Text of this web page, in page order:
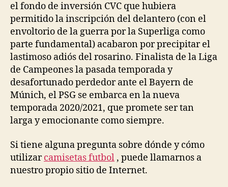
el fondo de inversión CVC que hubiera
permitido la inscripción del delantero (con el
envoltorio de la guerra por la Superliga como
parte fundamental) acabaron por precipitar el
lastimoso adiós del rosarino. Finalista de la Liga
de Campeones la pasada temporada y
desafortunado perdedor ante el Bayern de
Múnich, el PSG se embarca en la nueva
temporada 2020/2021, que promete ser tan
larga y emocionante como siempre.
Si tiene alguna pregunta sobre dónde y cómo
utilizarcamisetas futbol , puede llamarnos a
nuestro propio sitio de Internet.